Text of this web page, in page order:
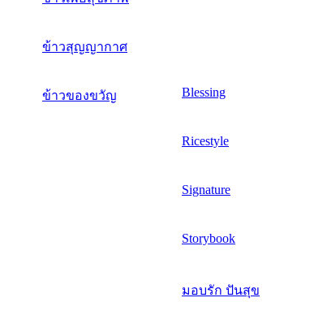
ข้าวสุญญากาศ
ข้าวของขวัญ Blessing
Ricestyle
Signature
Storybook
มอบรัก ปันสุข